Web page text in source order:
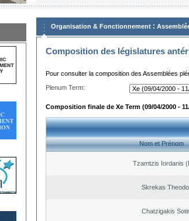
Organisation & Fonctionnement :
Composition des législatures
Pour consulter la composition des Assemblées
Plenum Term:
Composition finale de Xe Term (09/04/2000 -
Nom et Prénom
Tzamtzis Iordanis
Skrekas
Chatzigakis